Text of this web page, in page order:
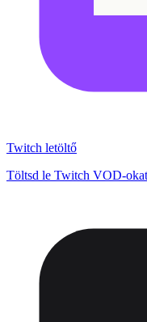
Twitch letöltő
Töltsd le Twitch VOD-